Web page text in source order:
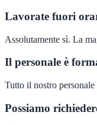
Lavorate fuori
Assolutamente sì. La
Il personale è
Tutto il nostro
Possiamo